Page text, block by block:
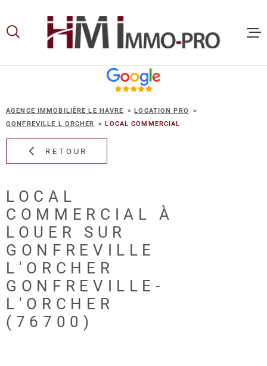
lamenu
contenu
AGENCE IMMOBILIÈRE LE HAVRE
LOCATION PRO
GONFREVILLE L ORCHER
LOCAL COMMERCIAL
RETOUR
LOCAL
COMMERCIAL À
LOUER SUR
GONFREVILLE
L'ORCHER
GONFREVILLE-
L'ORCHER
(76700)